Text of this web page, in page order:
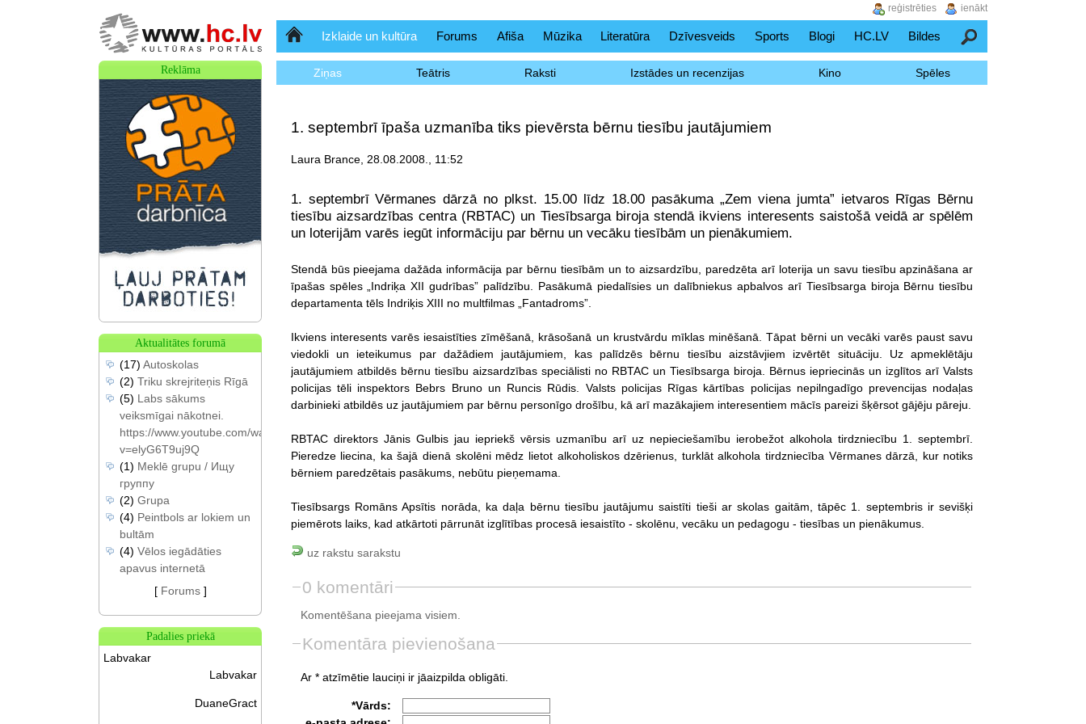
SākumlapaIzklaide un kultūra Forums Afiša Mūzika Literatūra Dzīvesveids Sports Blogi HC.LV Bildes Meklēšana
Ziņas Teātris Raksti Izstādes un recenzijas Kino Spēles
1. septembrī īpaša uzmanība tiks pievērsta bērnu tiesību jautājumiem
Laura Brance, 28.08.2008., 11:52
1. septembrī Vērmanes dārzā no plkst. 15.00 līdz 18.00 pasākuma „Zem viena jumta” ietvaros Rīgas Bērnu
tiesību aizsardzības centra (RBTAC) un Tiesībsarga biroja stendā ikviens interesents saistošā veidā ar spēlēm
un loterijām varēs iegūt informāciju par bērnu un vecāku tiesībām un pienākumiem.
Stendā būs pieejama dažāda informācija par bērnu tiesībām un to aizsardzību, paredzēta arī loterija un savu tiesību apzināšana ar
īpašas spēles„Indriķa XII gudrības” palīdzību. Pasākumā piedalīsies un dalībniekus apbalvos arī Tiesībsarga biroja Bērnu tiesību
departamenta tēls Indriķis XIII no multfilmas „Fantadroms”.
Ikviens interesents varēs iesaistīties zīmēšanā, krāsošanā un krustvārdu mīklas minēšanā. Tāpat bērni un vecāki varēs paust savu
viedokli un ieteikumus par dažādiem jautājumiem, kas palīdzēs bērnu tiesību aizstāvjiem izvērtēt situāciju. Uz apmeklētāju
jautājumiem atbildēs bērnu tiesību aizsardzības speciālisti no RBTAC un Tiesībsarga biroja. Bērnus iepriecinās un izglītos arī Valsts
policijas tēli inspektors Bebrs Bruno un Runcis Rūdis. Valsts policijas Rīgas kārtības policijas nepilngadīgo prevencijas nodaļas
darbinieki atbildēs uz jautājumiem par bērnu personīgo drošību, kā arī mazākajiem interesentiem mācīs pareizi šķērsot gājēju pāreju.
RBTAC direktors Jānis Gulbis jau iepriekš vērsis uzmanību arī uz nepieciešamību ierobežot alkohola tirdzniecību 1. septembrī.
Pieredze liecina, ka šajā dienā skolēni mēdz lietot alkoholiskos dzērienus, turklāt alkohola tirdzniecība Vērmanes dārzā, kur notiks
bērniem paredzētais pasākums, nebūtu pieņemama.
Tiesībsargs Romāns Apsītis norāda, ka daļa bērnu tiesību jautājumu saistīti tieši ar skolas gaitām, tāpēc 1. septembris ir sevišķi
piemērots laiks, kad atkārtoti pārrunāt izglītības procesā iesaistīto - skolēnu, vecāku un pedagogu - tiesības un pienākumus.
uz rakstu sarakstu
0 komentāri
Komentēšana pieejama visiem.
Komentāra pievienošana
Ar * atzīmētie lauciņi ir jāaizpilda obligāti.
*Vārds:
Reklāma
Aktualitātes forumā
(17) Autoskolas
(2) Triku skrejriteņis Rīgā
(5) Labs sākums
veiksmīgai nākotnei.
https://www.youtube.com/watch?
v=elyG6T9uj9Q
(1) Meklē grupu / Ищу
группу
(2) Grupa
(4) Peintbols ar lokiem un
bultām
(4) Vēlos iegādāties
apavus internetā
[ Forums]
Padalies priekā
Labvakar
Labvakar
DuaneGract
ienākt
reģistrēties